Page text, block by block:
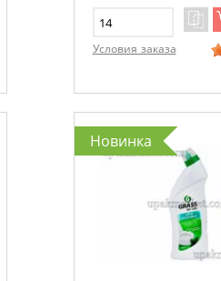
Условия заказа
Новинка